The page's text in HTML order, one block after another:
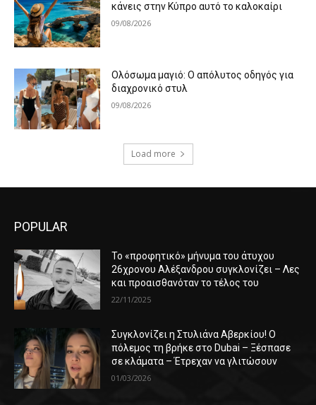
κάνεις στην Κύπρο αυτό το καλοκαίρι
09/08/2026
Ολόσωμα μαγιό: Ο απόλυτος οδηγός για
διαχρονικό στυλ
09/08/2026
Load more
POPULAR
Το «προφητικό» μήνυμα του άτυχου
26χρονου Αλέξανδρου συγκλονίζει – Λες
και προαισθανόταν το τέλος του
22/11/2025
Συγκλονίζει η Στυλιάνα Αβερκίου! Ο
πόλεμος τη βρήκε στο Dubai – Ξέσπασε
σε κλάματα – Έτρεχαν να γλιτώσουν
01/03/2026